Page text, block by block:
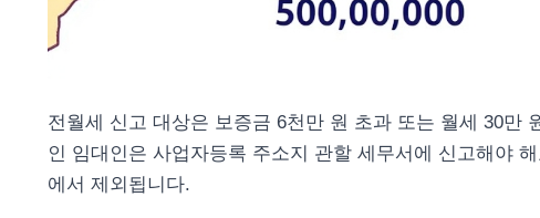
전월세 신고 대상은 보증금 6천만 원 초과 또는 월세 30만
인 임대인은 사업자등록 주소지 관할 세무서에 신고해야
에서 제외됩니다.